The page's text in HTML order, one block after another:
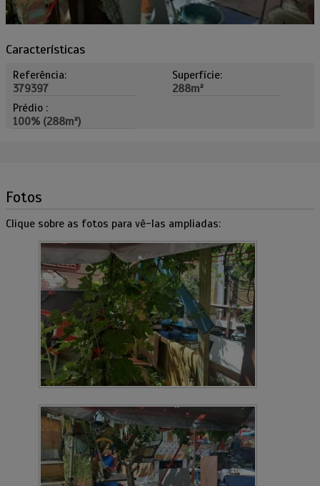
Características
Referência:
379397
Superfície:
288m²
Prédio :
100% (288m²)
Fotos
Clique sobre as fotos para vê-las ampliadas: